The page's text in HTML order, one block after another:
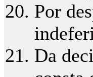
Por
Da